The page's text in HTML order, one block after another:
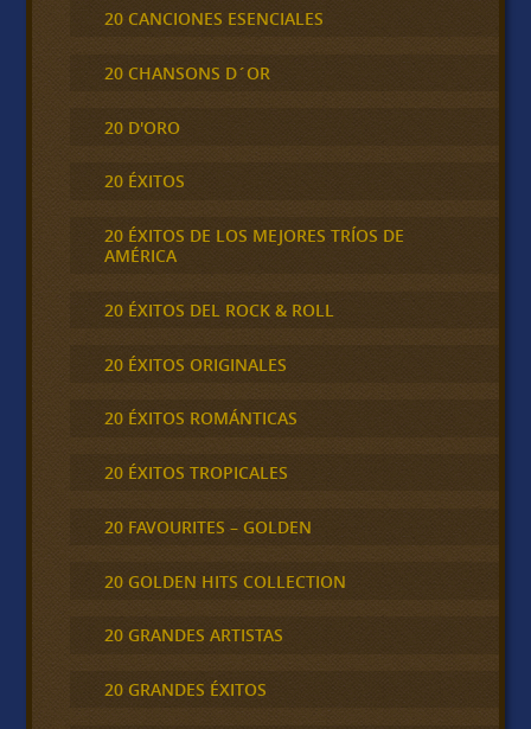
20 CANCIONES ESENCIALES
20 CHANSONS D´OR
20 D'ORO
20 ÉXITOS
20 ÉXITOS DE LOS MEJORES TRÍOS DE
AMÉRICA
20 ÉXITOS DEL ROCK & ROLL
20 ÉXITOS ORIGINALES
20 ÉXITOS ROMÁNTICAS
20 ÉXITOS TROPICALES
20 FAVOURITES – GOLDEN
20 GOLDEN HITS COLLECTION
20 GRANDES ARTISTAS
20 GRANDES ÉXITOS